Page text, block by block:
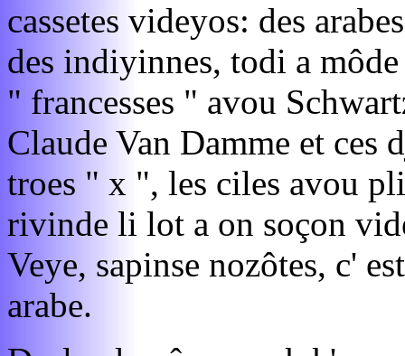
cassetes videyos: des
des indiyinnes, todi a
" francesses " avou
Claude Van Damme et ces
troes " x ", les ciles avou
rivinde li lot a on soçon
Veye, sapinse nozôtes, c'
arabe.